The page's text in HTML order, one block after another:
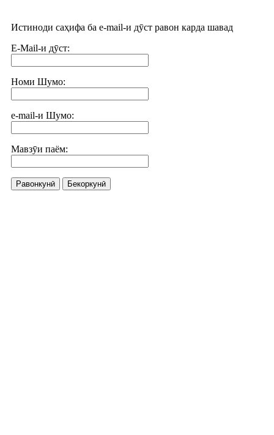
Истиноди саҳифа ба e-mail-и дӯст равон карда шавад
E-Mail-и дӯст:
Номи Шумо:
e-mail-и Шумо:
Мавзӯи паём:
Равонкунӣ Бекоркунӣ